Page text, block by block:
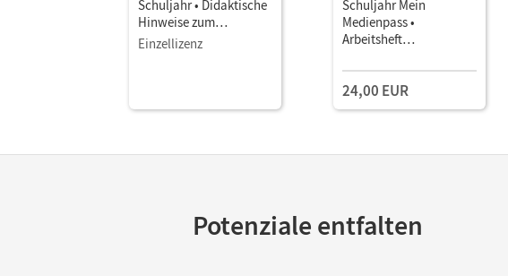
Schuljahr • Didaktische
Hinweise zum
Arbeitsheft
Einzellizenz
Schuljahr Mein
Medienpass •
Arbeitsheft
Deutsch und
Mathematik 10 Stück im
Paket
24,00 EUR
Potenziale entfalten